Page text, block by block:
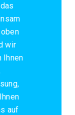
wir
Ihnen
auf